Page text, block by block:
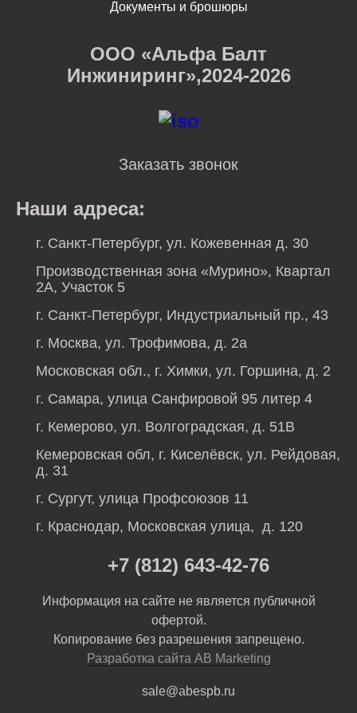
Документы и брошюры
ООО «Альфа Балт
Инжиниринг»,2024-2026
Заказать звонок
Наши адреса:
г. Санкт-Петербург, ул. Кожевенная д. 30
Производственная зона «Мурино», Квартал
2А, Участок 5
г. Санкт-Петербург, Индустриальный пр., 43
г. Москва, ул. Трофимова, д. 2а
Московская обл., г. Химки, ул. Горшина, д. 2
г. Самара, улица Санфировой 95 литер 4
г. Кемерово, ул. Волгоградская, д. 51В
Кемеровская обл, г. Киселёвск, ул. Рейдовая,
д. 31
г. Сургут, улица Профсоюзов 11
г. Краснодар, Московская улица, д. 120
+7 (812) 643-42-76
Информация на сайте не является публичной
офертой.
Копирование без разрешения запрещено.
Разработка сайта AB Marketing
sale@abespb.ru